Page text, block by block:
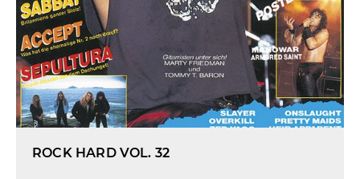
ROCK HARD VOL. 32